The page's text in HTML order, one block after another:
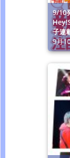
9/10
子連
9月